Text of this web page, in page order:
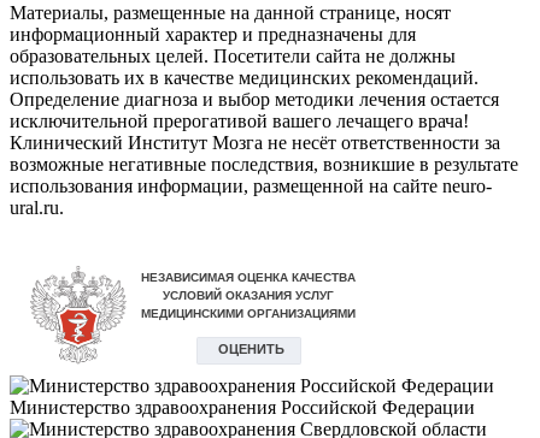
Материалы, размещенные на данной странице, носят
информационный характер и предназначены для
образовательных целей. Посетители сайта не должны
использовать их в качестве медицинских рекомендаций.
Определение диагноза и выбор методики лечения остается
исключительной прерогативой вашего лечащего врача!
Клинический Институт Мозга не несёт ответственности за
возможные негативные последствия, возникшие в результате
использования информации, размещенной на сайте neuro-
ural.ru.
Министерство здравоохранения Российской Федерации